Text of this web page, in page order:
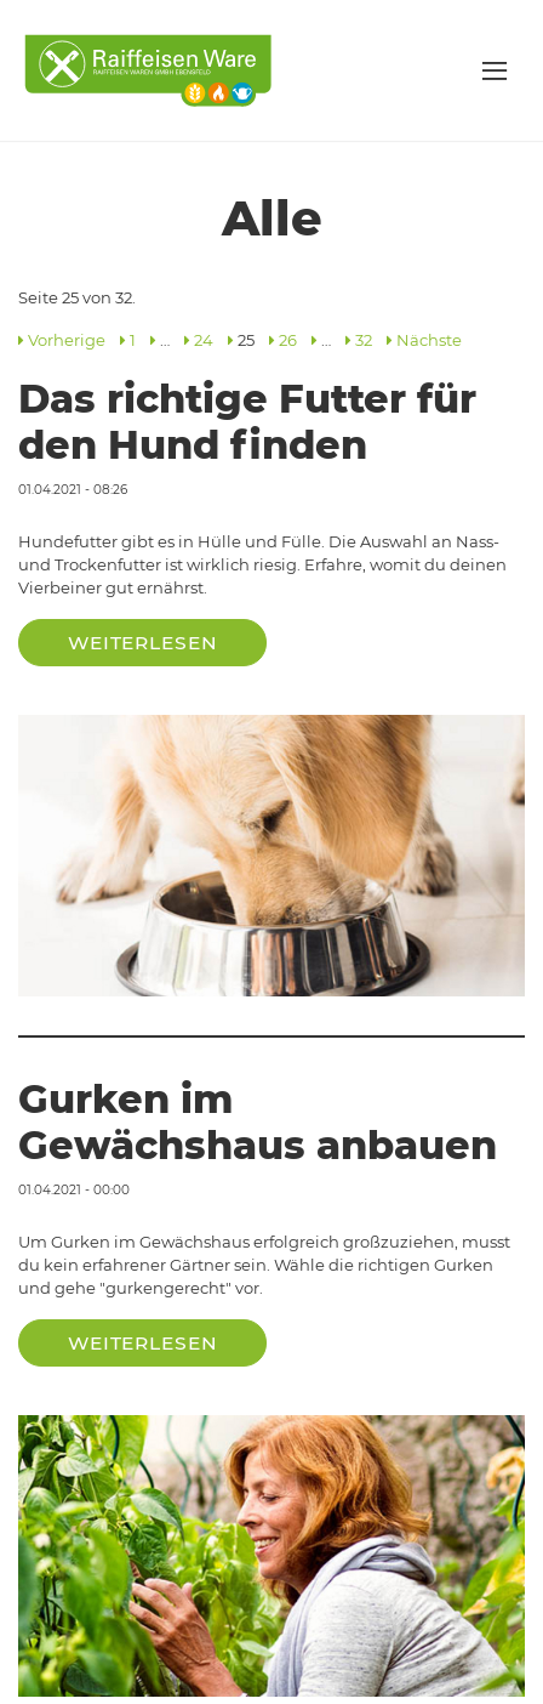
Alle
Seite 25 von 32.
Vorherige 1 24 25 26 32 Nächste
Das richtige Futter für
den Hund finden
01.04.2021 - 08:26
Hundefutter gibt es in Hülle und Fülle. Die Auswahl an Nass-
und Trockenfutter ist wirklich riesig. Erfahre, womit du deinen
Vierbeiner gut ernährst.
WEITERLESEN
Gurken im
Gewächshaus anbauen
01.04.2021 - 00:00
Um Gurken im Gewächshaus erfolgreich großzuziehen, musst
du kein erfahrener Gärtner sein. Wähle die richtigen Gurken
und gehe "gurkengerecht" vor.
WEITERLESEN